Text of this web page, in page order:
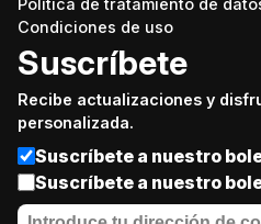
Política de tratamiento de
Condiciones de uso
Suscríbete
Recibe actualizaciones y
personalizada.
Suscríbete a nuestro
Suscríbete a nuestro